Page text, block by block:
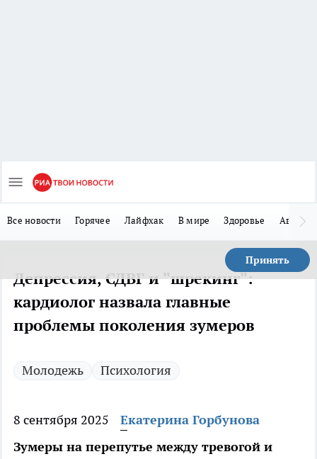
Все новости Горячее Лайфхак В мире Здоровье Авто
Принять
Депрессия, СДВГ и "шрекинг":
кардиолог назвала главные
проблемы поколения зумеров
Молодежь Психология
8 сентября 2025
Екатерина Горбунова
Зумеры на перепутье между тревогой и